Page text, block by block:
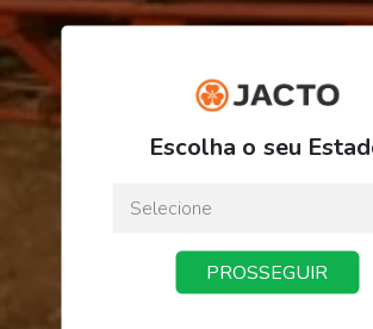
R$ 15,04
ou3x deR$ 5,01
Preço a vista:
Escolha o seu
PROSSEGUIR